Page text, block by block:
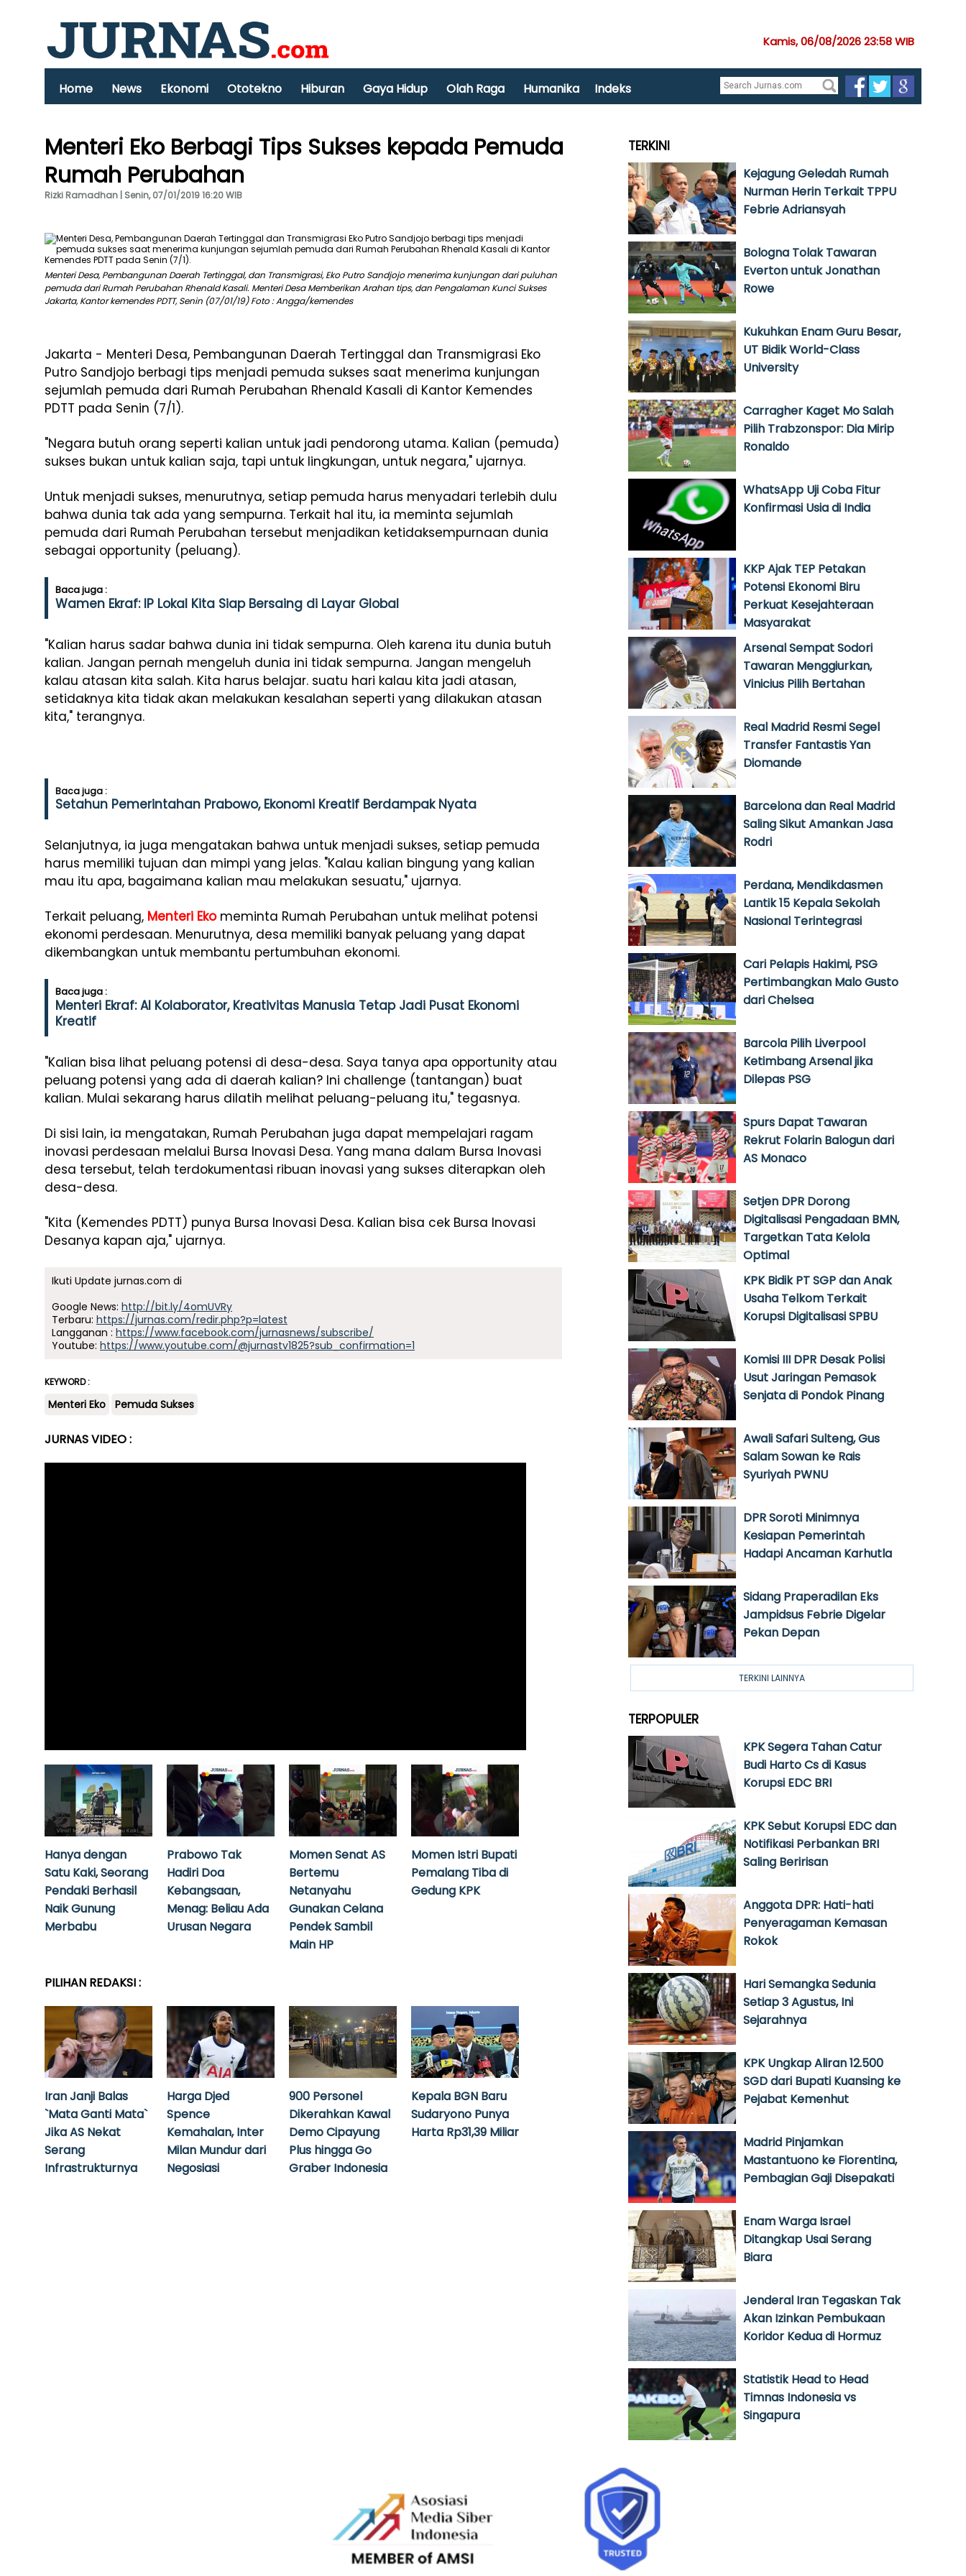
Kamis, 06/08/2026 23:58 WIB
Home News Ekonomi Ototekno Hiburan Gaya Hidup Olah Raga Humanika Indeks
Menteri Eko Berbagi Tips Sukses kepada Pemuda
Rumah Perubahan
Rizki Ramadhan | Senin, 07/01/2019 16:20 WIB
Menteri Desa, Pembangunan Daerah Tertinggal, dan Transmigrasi, Eko Putro Sandjojo menerima kunjungan dari puluhan
pemuda dari Rumah Perubahan Rhenald Kasali. Menteri Desa Memberikan Arahan tips, dan Pengalaman Kunci Sukses
Jakarta, Kantor kemendes PDTT, Senin (07/01/19) Foto : Angga/kemendes
Jakarta - Menteri Desa, Pembangunan Daerah Tertinggal dan Transmigrasi Eko
Putro Sandjojo berbagi tips menjadi pemuda sukses saat menerima kunjungan
sejumlah pemuda dari Rumah Perubahan Rhenald Kasali di Kantor Kemendes
PDTT pada Senin (7/1).
"Negara butuh orang seperti kalian untuk jadi pendorong utama. Kalian (pemuda)
sukses bukan untuk kalian saja, tapi untuk lingkungan, untuk negara," ujarnya.
Untuk menjadi sukses, menurutnya, setiap pemuda harus menyadari terlebih dulu
bahwa dunia tak ada yang sempurna. Terkait hal itu, ia meminta sejumlah
pemuda dari Rumah Perubahan tersebut menjadikan ketidaksempurnaan dunia
sebagai opportunity (peluang).
Baca juga :
Wamen Ekraf: IP Lokal Kita Siap Bersaing di Layar Global
"Kalian harus sadar bahwa dunia ini tidak sempurna. Oleh karena itu dunia butuh
kalian. Jangan pernah mengeluh dunia ini tidak sempurna. Jangan mengeluh
kalau atasan kita salah. Kita harus belajar. suatu hari kalau kita jadi atasan,
setidaknya kita tidak akan melakukan kesalahan seperti yang dilakukan atasan
kita," terangnya.
Baca juga :
Setahun Pemerintahan Prabowo, Ekonomi Kreatif Berdampak Nyata
Selanjutnya, ia juga mengatakan bahwa untuk menjadi sukses, setiap pemuda
harus memiliki tujuan dan mimpi yang jelas. "Kalau kalian bingung yang kalian
mau itu apa, bagaimana kalian mau melakukan sesuatu," ujarnya.
Terkait peluang, Menteri Ekomeminta Rumah Perubahan untuk melihat potensi
ekonomi perdesaan. Menurutnya, desa memiliki banyak peluang yang dapat
dikembangkan untuk membantu pertumbuhan ekonomi.
Baca juga :
Menteri Ekraf: AI Kolaborator, Kreativitas Manusia Tetap Jadi Pusat Ekonomi
Kreatif
"Kalian bisa lihat peluang potensi di desa-desa. Saya tanya apa opportunity atau
peluang potensi yang ada di daerah kalian? Ini challenge (tantangan) buat
kalian. Mulai sekarang harus dilatih melihat peluang-peluang itu," tegasnya.
Di sisi lain, ia mengatakan, Rumah Perubahan juga dapat mempelajari ragam
inovasi perdesaan melalui Bursa Inovasi Desa. Yang mana dalam Bursa Inovasi
desa tersebut, telah terdokumentasi ribuan inovasi yang sukses diterapkan oleh
desa-desa.
"Kita (Kemendes PDTT) punya Bursa Inovasi Desa. Kalian bisa cek Bursa Inovasi
Desanya kapan aja," ujarnya.
Ikuti Update jurnas.com di
Google News: http://bit.ly/4omUVRy
Terbaru: https://jurnas.com/redir.php?p=latest
Langganan : https://www.facebook.com/jurnasnews/subscribe/
Youtube: https://www.youtube.com/@jurnastv1825?sub_confirmation=1
KEYWORD :
Menteri Eko Pemuda Sukses
JURNAS VIDEO :
Hanya dengan
Satu Kaki, Seorang
Pendaki Berhasil
Naik Gunung
Merbabu
Prabowo Tak
Hadiri Doa
Kebangsaan,
Menag: Beliau Ada
Urusan Negara
Momen Senat AS
Bertemu
Netanyahu
Gunakan Celana
Pendek Sambil
Main HP
Momen Istri Bupati
Pemalang Tiba di
Gedung KPK
PILIHAN REDAKSI :
Iran Janji Balas
`Mata Ganti Mata`
Jika AS Nekat
Serang
Infrastrukturnya
Harga Djed
Spence
Kemahalan, Inter
Milan Mundur dari
Negosiasi
900 Personel
Dikerahkan Kawal
Demo Cipayung
Plus hingga Go
Graber Indonesia
Kepala BGN Baru
Sudaryono Punya
Harta Rp31,39 Miliar
TERKINI
Kejagung Geledah Rumah
Nurman Herin Terkait TPPU
Febrie Adriansyah
Bologna Tolak Tawaran
Everton untuk Jonathan
Rowe
Kukuhkan Enam Guru Besar,
UT Bidik World-Class
University
Carragher Kaget Mo Salah
Pilih Trabzonspor: Dia Mirip
Ronaldo
WhatsApp Uji Coba Fitur
Konfirmasi Usia di India
KKP Ajak TEP Petakan
Potensi Ekonomi Biru
Perkuat Kesejahteraan
Masyarakat
Arsenal Sempat Sodori
Tawaran Menggiurkan,
Vinicius Pilih Bertahan
Real Madrid Resmi Segel
Transfer Fantastis Yan
Diomande
Barcelona dan Real Madrid
Saling Sikut Amankan Jasa
Rodri
Perdana, Mendikdasmen
Lantik 15 Kepala Sekolah
Nasional Terintegrasi
Cari Pelapis Hakimi, PSG
Pertimbangkan Malo Gusto
dari Chelsea
Barcola Pilih Liverpool
Ketimbang Arsenal jika
Dilepas PSG
Spurs Dapat Tawaran
Rekrut Folarin Balogun dari
AS Monaco
Setjen DPR Dorong
Digitalisasi Pengadaan BMN,
Targetkan Tata Kelola
Optimal
KPK Bidik PT SGP dan Anak
Usaha Telkom Terkait
Korupsi Digitalisasi SPBU
Komisi III DPR Desak Polisi
Usut Jaringan Pemasok
Senjata di Pondok Pinang
Awali Safari Sulteng, Gus
Salam Sowan ke Rais
Syuriyah PWNU
DPR Soroti Minimnya
Kesiapan Pemerintah
Hadapi Ancaman Karhutla
Sidang Praperadilan Eks
Jampidsus Febrie Digelar
Pekan Depan
TERKINI LAINNYA
TERPOPULER
KPK Segera Tahan Catur
Budi Harto Cs di Kasus
Korupsi EDC BRI
KPK Sebut Korupsi EDC dan
Notifikasi Perbankan BRI
Saling Beririsan
Anggota DPR: Hati-hati
Penyeragaman Kemasan
Rokok
Hari Semangka Sedunia
Setiap 3 Agustus, Ini
Sejarahnya
KPK Ungkap Aliran 12.500
SGD dari Bupati Kuansing ke
Pejabat Kemenhut
Madrid Pinjamkan
Mastantuono ke Fiorentina,
Pembagian Gaji Disepakati
Enam Warga Israel
Ditangkap Usai Serang
Biara
Jenderal Iran Tegaskan Tak
Akan Izinkan Pembukaan
Koridor Kedua di Hormuz
Statistik Head to Head
Timnas Indonesia vs
Singapura